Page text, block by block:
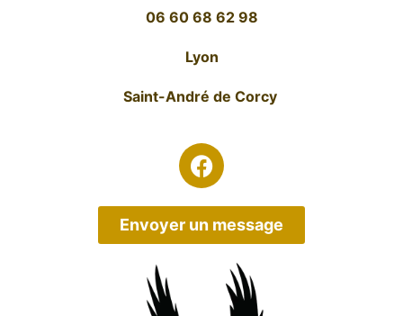
06 60 68 62 98
Lyon
Saint-André de Corcy
Envoyer un message